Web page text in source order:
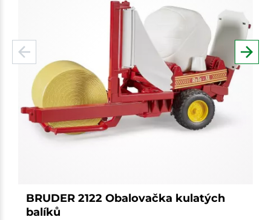
BRUDER 2122 Obalovačka kulatých
balíků